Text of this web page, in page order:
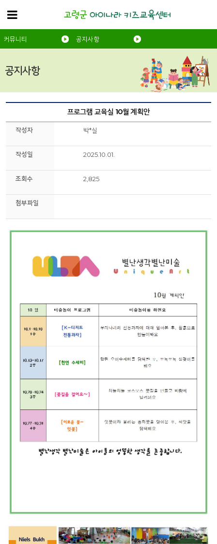
공지사항
커뮤니티 공지사항
프로그램 교육실 10월 계획안
작성자 박*실
작성일 2025.10.01.
조회수 2,825
첨부파일